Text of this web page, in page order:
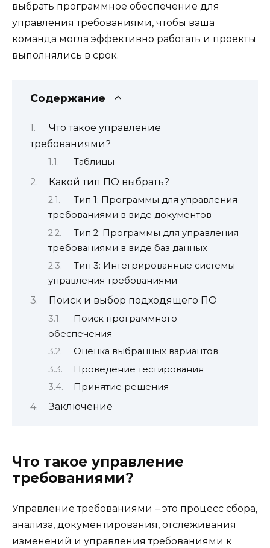
выбрать программное обеспечение для
управления требованиями, чтобы ваша
команда могла эффективно работать и проекты
выполнялись в срок.
Содержание
Что такое управление
требованиями?
Таблицы
Какой тип ПО выбрать?
Тип 1: Программы для управления
требованиями в виде документов
Тип 2: Программы для управления
требованиями в виде баз данных
Тип 3: Интегрированные системы
управления требованиями
Поиск и выбор подходящего ПО
Поиск программного
обеспечения
Оценка выбранных вариантов
Проведение тестирования
Принятие решения
Заключение
Что такое управление
требованиями?
Управление требованиями – это процесс сбора,
анализа, документирования, отслеживания
изменений и управления требованиями к